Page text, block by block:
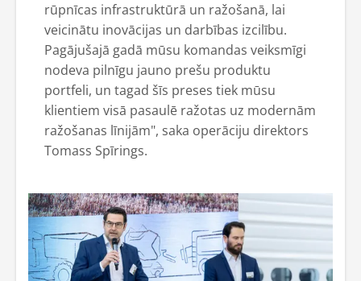
rūpnīcas infrastruktūrā un ražošanā, lai
veicinātu inovācijas un darbības izcilību.
Pagājušajā gadā mūsu komandas veiksmīgi
nodeva pilnīgu jauno prešu produktu
portfeli, un tagad šīs preses tiek mūsu
klientiem visā pasaulē ražotas uz modernām
ražošanas līnijām", saka operāciju direktors
Tomass Spīrings.